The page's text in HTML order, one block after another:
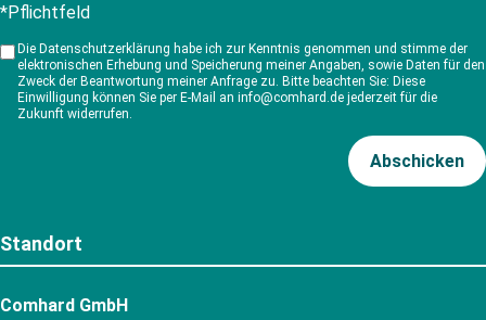
*Pflichtfeld
Die Datenschutzerklärung habe ich zur Kenntnis genommen und stimme der
elektronischen Erhebung und Speicherung meiner Angaben, sowie Daten für den
Zweck der Beantwortung meiner Anfrage zu. Bitte beachten Sie: Diese
Einwilligung können Sie per E-Mail an info@comhard.de jederzeit für die
Zukunft widerrufen.
Standort
Comhard GmbH